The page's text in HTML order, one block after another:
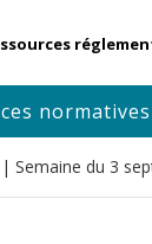
Semaine du 3